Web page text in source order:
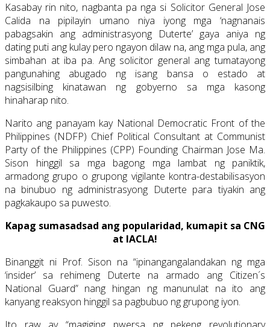
Kasabay rin nito, nagbanta pa nga si Solicitor General Jose
Calida na pipilayin umano niya iyong mga ‘nagnanais
pabagsakin ang administrasyong Duterte’ gaya aniya ng
dating puti ang kulay pero ngayon dilaw na, ang mga pula, ang
simbahan at iba pa. Ang solicitor general ang tumatayong
pangunahing abugado ng isang bansa o estado at
nagsisilbing kinatawan ng gobyerno sa mga kasong
hinaharap nito.
Narito ang panayam kay National Democratic Front of the
Philippines (NDFP) Chief Political Consultant at Communist
Party of the Philippines (CPP) Founding Chairman Jose Ma.
Sison hinggil sa mga bagong mga lambat ng paniktik,
armadong grupo o grupong vigilante kontra-destabilisasyon
na binubuo ng administrasyong Duterte para tiyakin ang
pagkakaupo sa puwesto.
Kapag sumasadsad ang popularidad, kumapit sa CNG
at IACLA!
Binanggit ni Prof. Sison na “ipinangangalandakan ng mga
‘insider’ sa rehimeng Duterte na armado ang Citizen´s
National Guard” nang hingan ng manunulat na ito ang
kanyang reaksyon hinggil sa pagbubuo ng grupong iyon.